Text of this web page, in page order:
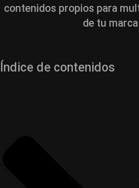
contenidos propios para
de tu marca
Índice de contenidos